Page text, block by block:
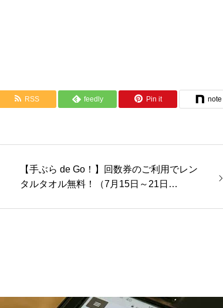
RSS feedly Pin it note
【手ぶら de Go！】回数券のご利用でレン
タルタオル無料！（7月15日～21日…